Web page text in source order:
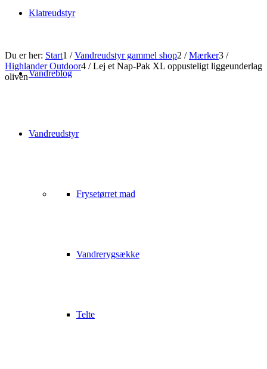
Klatreudstyr
Vandreblog
Vandreudstyr
Frysetørret mad
Vandrerygsække
Telte
Du er her: Start1 / Vandreudstyr gammel shop2 / Mærker3 /
Highlander Outdoor4 / Lej et Nap-Pak XL oppusteligt liggeunderlag
oliven